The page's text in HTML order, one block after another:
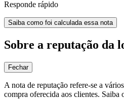
Responde rápido
Saiba como foi calculada essa nota
Sobre a reputação da
Fechar
A nota de reputação refere-se a
compra oferecida aos clientes. Saiba